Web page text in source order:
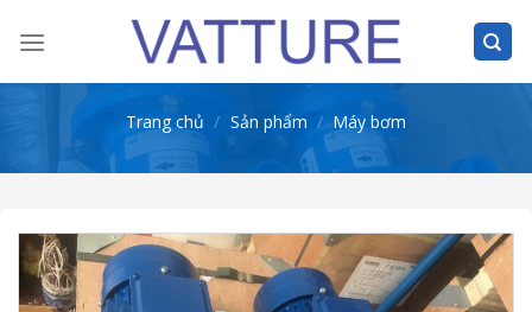
Trang chủ / Sản phẩm / Máy bơm